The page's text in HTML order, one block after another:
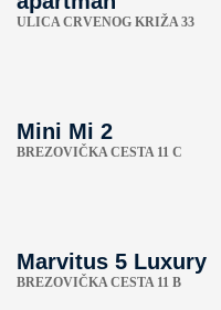
ULICA CRVENOG KRIŽA 33
Mini Mi 2
BREZOVIČKA CESTA 11 C
Marvitus 5 Luxury
BREZOVIČKA CESTA 11 B